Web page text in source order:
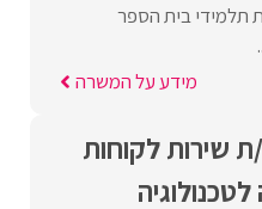
תלמידי בית הספר
מידע על המשרה
שירות לקוחות